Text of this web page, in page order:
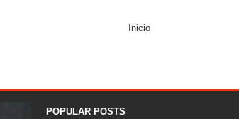
Inicio
POPULAR POSTS